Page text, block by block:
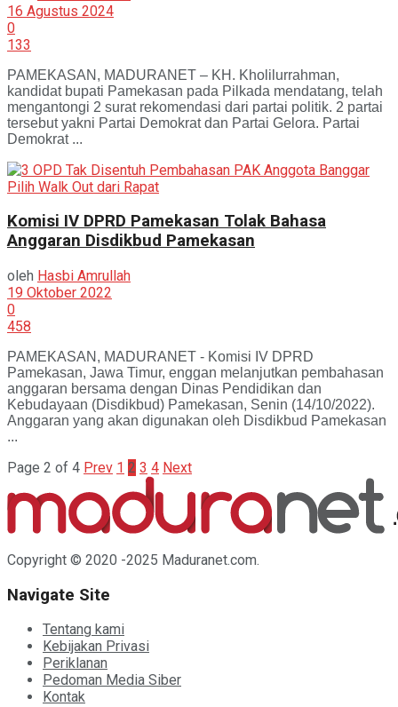
16 Agustus 2024
0
133
PAMEKASAN, MADURANET – KH. Kholilurrahman,
kandidat bupati Pamekasan pada Pilkada mendatang, telah
mengantongi 2 surat rekomendasi dari partai politik. 2 partai
tersebut yakni Partai Demokrat dan Partai Gelora. Partai
Demokrat ...
Komisi IV DPRD Pamekasan Tolak Bahasa
Anggaran Disdikbud Pamekasan
oleh Hasbi Amrullah
19 Oktober 2022
0
458
PAMEKASAN, MADURANET - Komisi IV DPRD
Pamekasan, Jawa Timur, enggan melanjutkan pembahasan
anggaran bersama dengan Dinas Pendidikan dan
Kebudayaan (Disdikbud) Pamekasan, Senin (14/10/2022).
Anggaran yang akan digunakan oleh Disdikbud Pamekasan
...
Page 2 of 4 Prev 1 2 3 4 Next
Copyright © 2020 -2025 Maduranet.com.
Navigate Site
Tentang kami
Kebijakan Privasi
Periklanan
Pedoman Media Siber
Kontak